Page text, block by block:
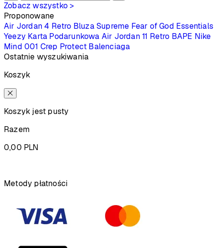
Zobacz wszystko >
Proponowane
Air Jordan 4 Retro Bluza Supreme Fear of God Essentials
Yeezy Karta Podarunkowa Air Jordan 11 Retro BAPE Nike
Mind 001 Crep Protect Balenciaga
Ostatnie wyszukiwania
Koszyk
Koszyk jest pusty
Razem
0,00 PLN
Metody płatności